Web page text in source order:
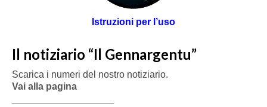
Istruzioni per l’uso
Il notiziario “Il Gennargentu”
Scarica i numeri del nostro notiziario.
Vai alla pagina